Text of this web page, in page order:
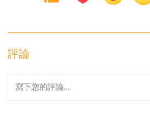
評論